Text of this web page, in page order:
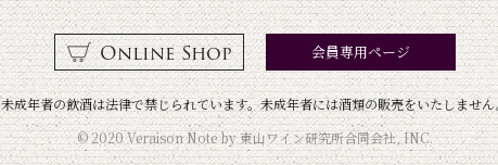
Online Shop 会員専用ページ
未成年者の飲酒は法律で禁じられています。未成年者には酒類の販売をいたしませ
© 2020 Veraison Note by 東山ワイン研究所合同会社, INC.